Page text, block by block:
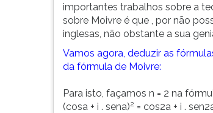
importantes trabalhos sobre a
sobre Moivre é que , por não
inglesas, não obstante a sua
Vamos agora, deduzir as
da fórmula de Moivre:
Para isto, façamos n = 2 na
(cosa + i . sena)2 = cos2a + i .